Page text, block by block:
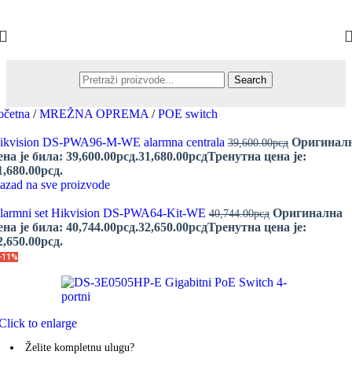
Search
/ MREŽNA OPREMA / POE switch
DS-PWA96-M-WE alarmna centrala 39,600.00рсд
је била: 39,600.00рсд.31,680.00рсдТренутна цена је:
na sve proizvode
set Hikvision DS-PWA64-Kit-WE 40,744.00рсд Оригинална
је била: 40,744.00рсд.32,650.00рсдТренутна цена је:
to enlarge
Želite kompletnu ulugu?